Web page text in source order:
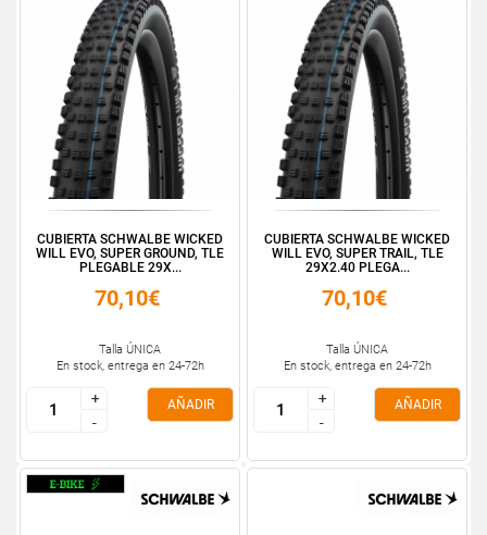
CUBIERTA SCHWALBE WICKED
WILL EVO, SUPER GROUND, TLE
PLEGABLE 29X...
70,10€
Talla ÚNICA
En stock, entrega en 24-72h
+
-
+
-
AÑADIR
CUBIERTA SCHWALBE WICKED
WILL EVO, SUPER TRAIL, TLE
29X2.40 PLEGA...
70,10€
Talla ÚNICA
En stock, entrega en 24-72h
+
-
+
-
AÑADIR